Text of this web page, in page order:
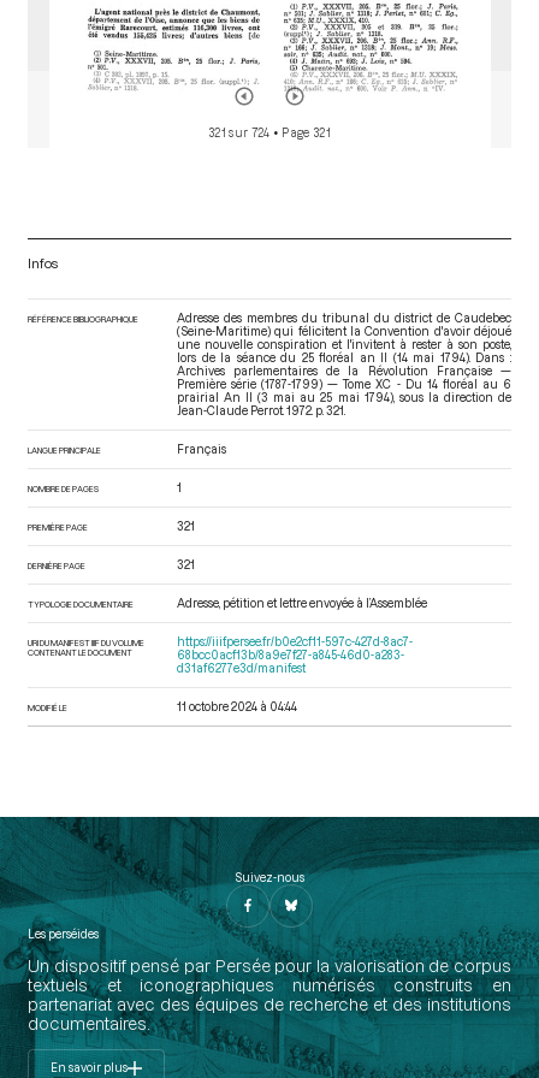
321 sur 724 • Page 321
Infos
RÉFÉRENCE BIBLIOGRAPHIQUE
Adresse des membres du tribunal du district de Caudebec
(Seine-Maritime) qui félicitent la Convention d'avoir déjoué
une nouvelle conspiration et l'invitent à rester à son poste,
lors de la séance du 25 floréal an II (14 mai 1794). Dans :
Archives parlementaires de la Révolution Française —
Première série (1787-1799) — Tome XC - Du 14 floréal au 6
prairial An II (3 mai au 25 mai 1794), sous la direction de
Jean-Claude Perrot. 1972. p. 321.
LANGUE PRINCIPALE Français
NOMBRE DE PAGES 1
PREMIÈRE PAGE 321
DERNIÈRE PAGE 321
TYPOLOGIE DOCUMENTAIRE Adresse, pétition et lettre envoyée à l’Assemblée
URI DU MANIFEST IIIF DU VOLUME
CONTENANT LE DOCUMENT
https://iiif.persee.fr/b0e2cf11-597c-427d-8ac7-
68bcc0acf13b/8a9e7f27-a845-46d0-a283-
d31af6277e3d/manifest
MODIFIÉ LE 11 octobre 2024 à 04:44
Suivez-nous
Les perséides
Un dispositif pensé par Persée pour la valorisation de corpus
textuels et iconographiques numérisés construits en
partenariat avec des équipes de recherche et des institutions
documentaires.
En savoir plus